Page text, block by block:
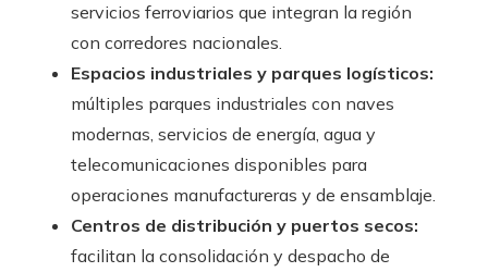
servicios ferroviarios que integran la región
con corredores nacionales.
Espacios industriales y parques logísticos:
múltiples parques industriales con naves
modernas, servicios de energía, agua y
telecomunicaciones disponibles para
operaciones manufactureras y de ensamblaje.
Centros de distribución y puertos secos:
facilitan la consolidación y despacho de